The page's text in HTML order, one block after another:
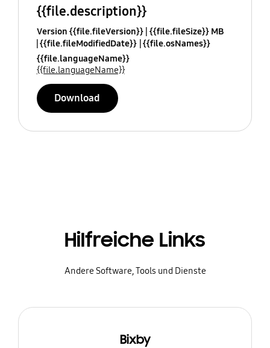
{{file.description}}
Version {{file.fileVersion}} {{file.fileSize}} MB
{{file.fileModifiedDate}} {{file.osNames}}
{{file.languageName}}
{{file.languageName}}
Download
Hilfreiche Links
Andere Software, Tools und Dienste
Bixby